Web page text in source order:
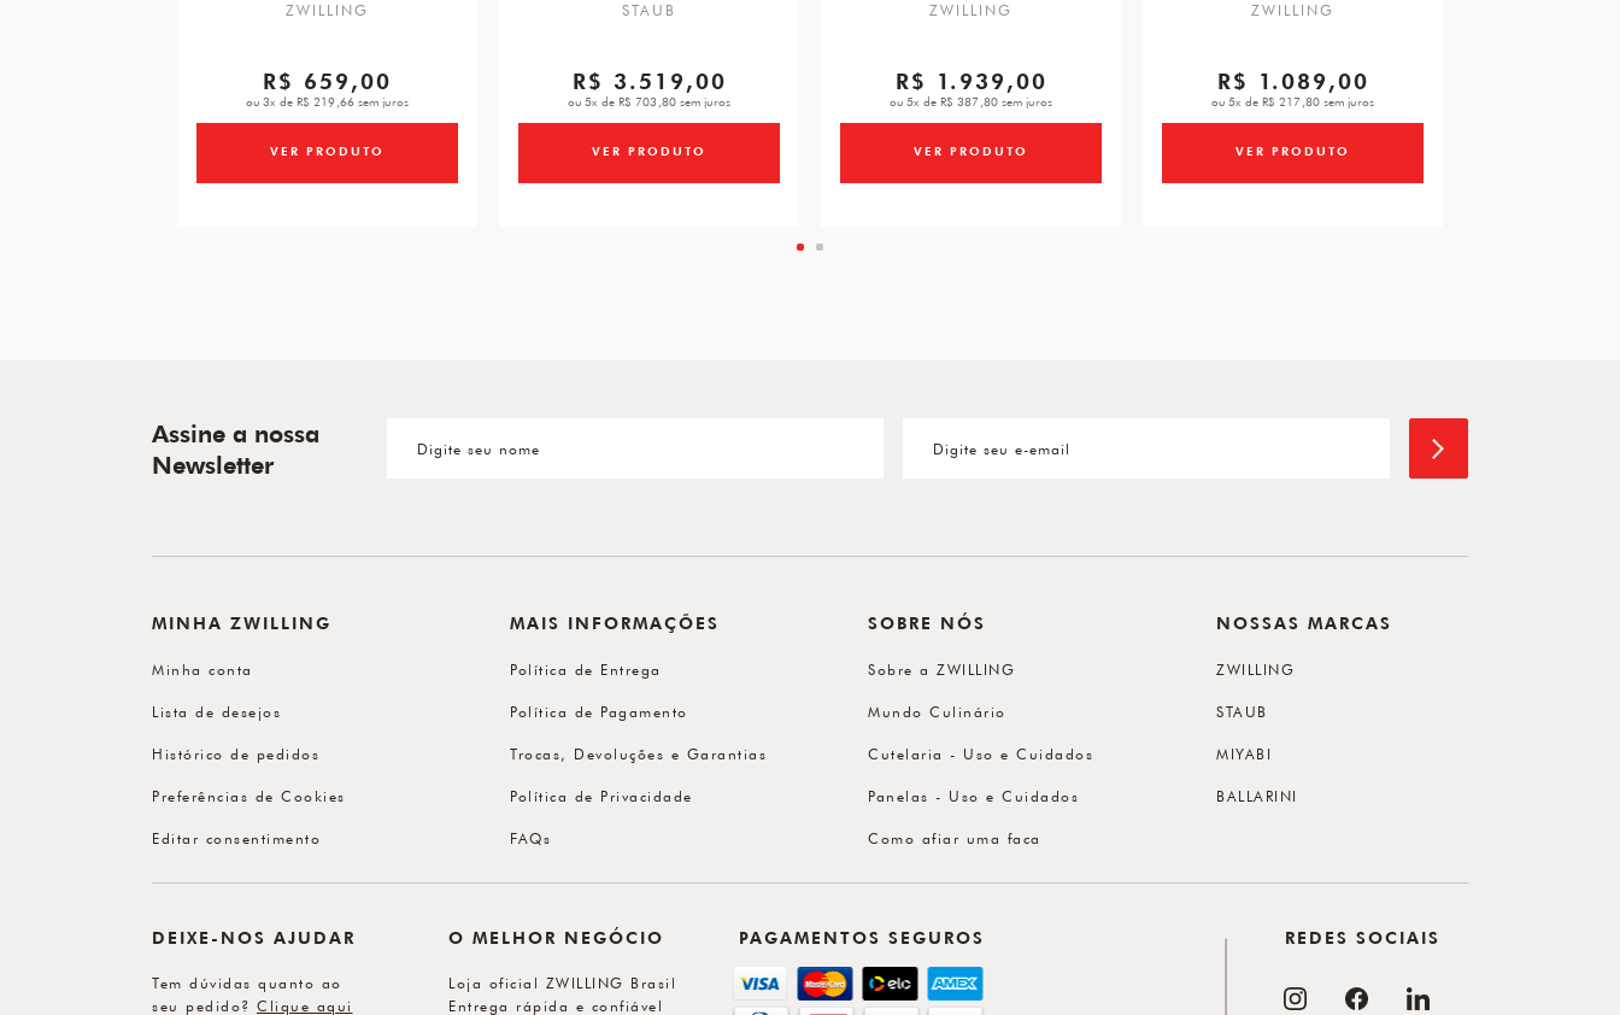
ZWILLING
R$ 659,00
ou 3x de R$ 219,66 sem juros
VER PRODUTO
STAUB
R$ 3.519,00
ou 5x de R$ 703,80 sem juros
VER PRODUTO
ZWILLING
R$ 1.939,00
ou 5x de R$ 387,80 sem juros
VER PRODUTO
ZWILLING
R$ 1.089,00
ou 5x de R$ 217,80 sem juros
VER PRODUTO
Assine a nossa
Newsletter
MINHA ZWILLING
Minha conta
Lista de desejos
Histórico de pedidos
Preferências de Cookies
Editar consentimento
MAIS INFORMAÇÕES
Política de Entrega
Política de Pagamento
Trocas, Devoluções e Garantias
Política de Privacidade
FAQs
SOBRE NÓS
Sobre a ZWILLING
Mundo Culinário
Cutelaria - Uso e Cuidados
Panelas - Uso e Cuidados
Como afiar uma faca
NOSSAS MARCAS
ZWILLING
STAUB
MIYABI
BALLARINI
DEIXE-NOS AJUDAR
Tem dúvidas quanto ao
seu pedido? Clique aqui
O MELHOR NEGÓCIO
Loja oficial ZWILLING Brasil
Entrega rápida e confiável
PAGAMENTOS SEGUROS REDES SOCIAIS